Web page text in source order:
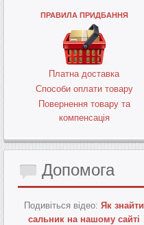
ПРАВИЛА ПРИДБАННЯ
Платна доставка
Способи оплати товару
Повернення товару та
компенсація
Допомога
Подивіться відео: Як знайти
сальник на нашому сайті